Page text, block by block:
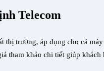
Telecom
trường, áp dụng cho cả
tham khảo chi tiết giúp